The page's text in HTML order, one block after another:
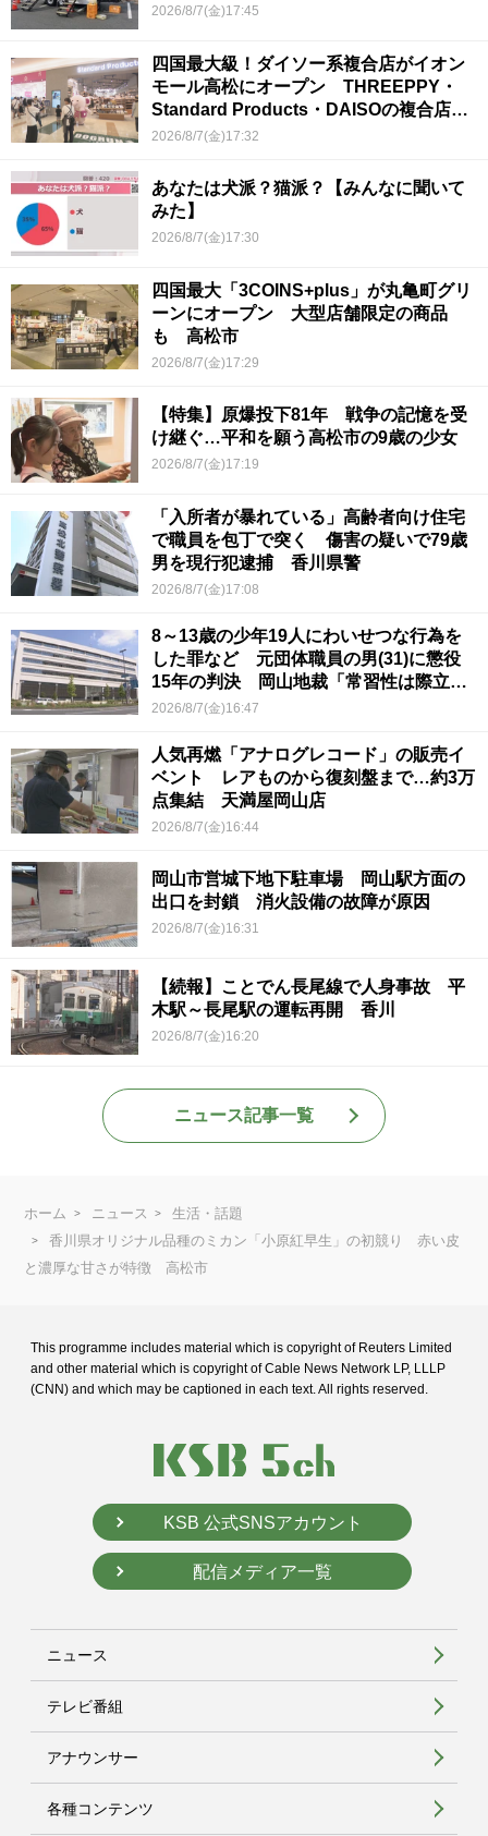
2026/8/7(金)17:45
四国最大級！ダイソー系複合店がイオン
モール高松にオープン THREEPPY・
Standard Products・DAISOの複合店は
香川県初
2026/8/7(金)17:32
あなたは犬派？猫派？【みんなに聞いて
みた】
2026/8/7(金)17:30
四国最大「3COINS+plus」が丸亀町グリ
ーンにオープン 大型店舗限定の商品
も 高松市
2026/8/7(金)17:29
【特集】原爆投下81年 戦争の記憶を受
け継ぐ…平和を願う高松市の9歳の少女
2026/8/7(金)17:19
「入所者が暴れている」高齢者向け住宅
で職員を包丁で突く 傷害の疑いで79歳
男を現行犯逮捕 香川県警
2026/8/7(金)17:08
8～13歳の少年19人にわいせつな行為を
した罪など 元団体職員の男(31)に懲役
15年の判決 岡山地裁「常習性は際立っ
ていて被害結果も非常に重い」
2026/8/7(金)16:47
人気再燃「アナログレコード」の販売イ
ベント レアものから復刻盤まで…約3万
点集結 天満屋岡山店
2026/8/7(金)16:44
岡山市営城下地下駐車場 岡山駅方面の
出口を封鎖 消火設備の故障が原因
2026/8/7(金)16:31
【続報】ことでん長尾線で人身事故 平
木駅～長尾駅の運転再開 香川
2026/8/7(金)16:20
ニュース記事一覧
ホーム ニュース
生活・話題
香川県オリジナル品種のミカン「小原紅早生」の初競り 赤い皮
と濃厚な甘さが特徴 高松市
This programme includes material which is copyright of Reuters Limited
and other material which is copyright of Cable News Network LP, LLLP
(CNN) and which may be captioned in each text. All rights reserved.
KSB 公式SNSアカウント
配信メディア一覧
ニュース
テレビ番組
アナウンサー
各種コンテンツ